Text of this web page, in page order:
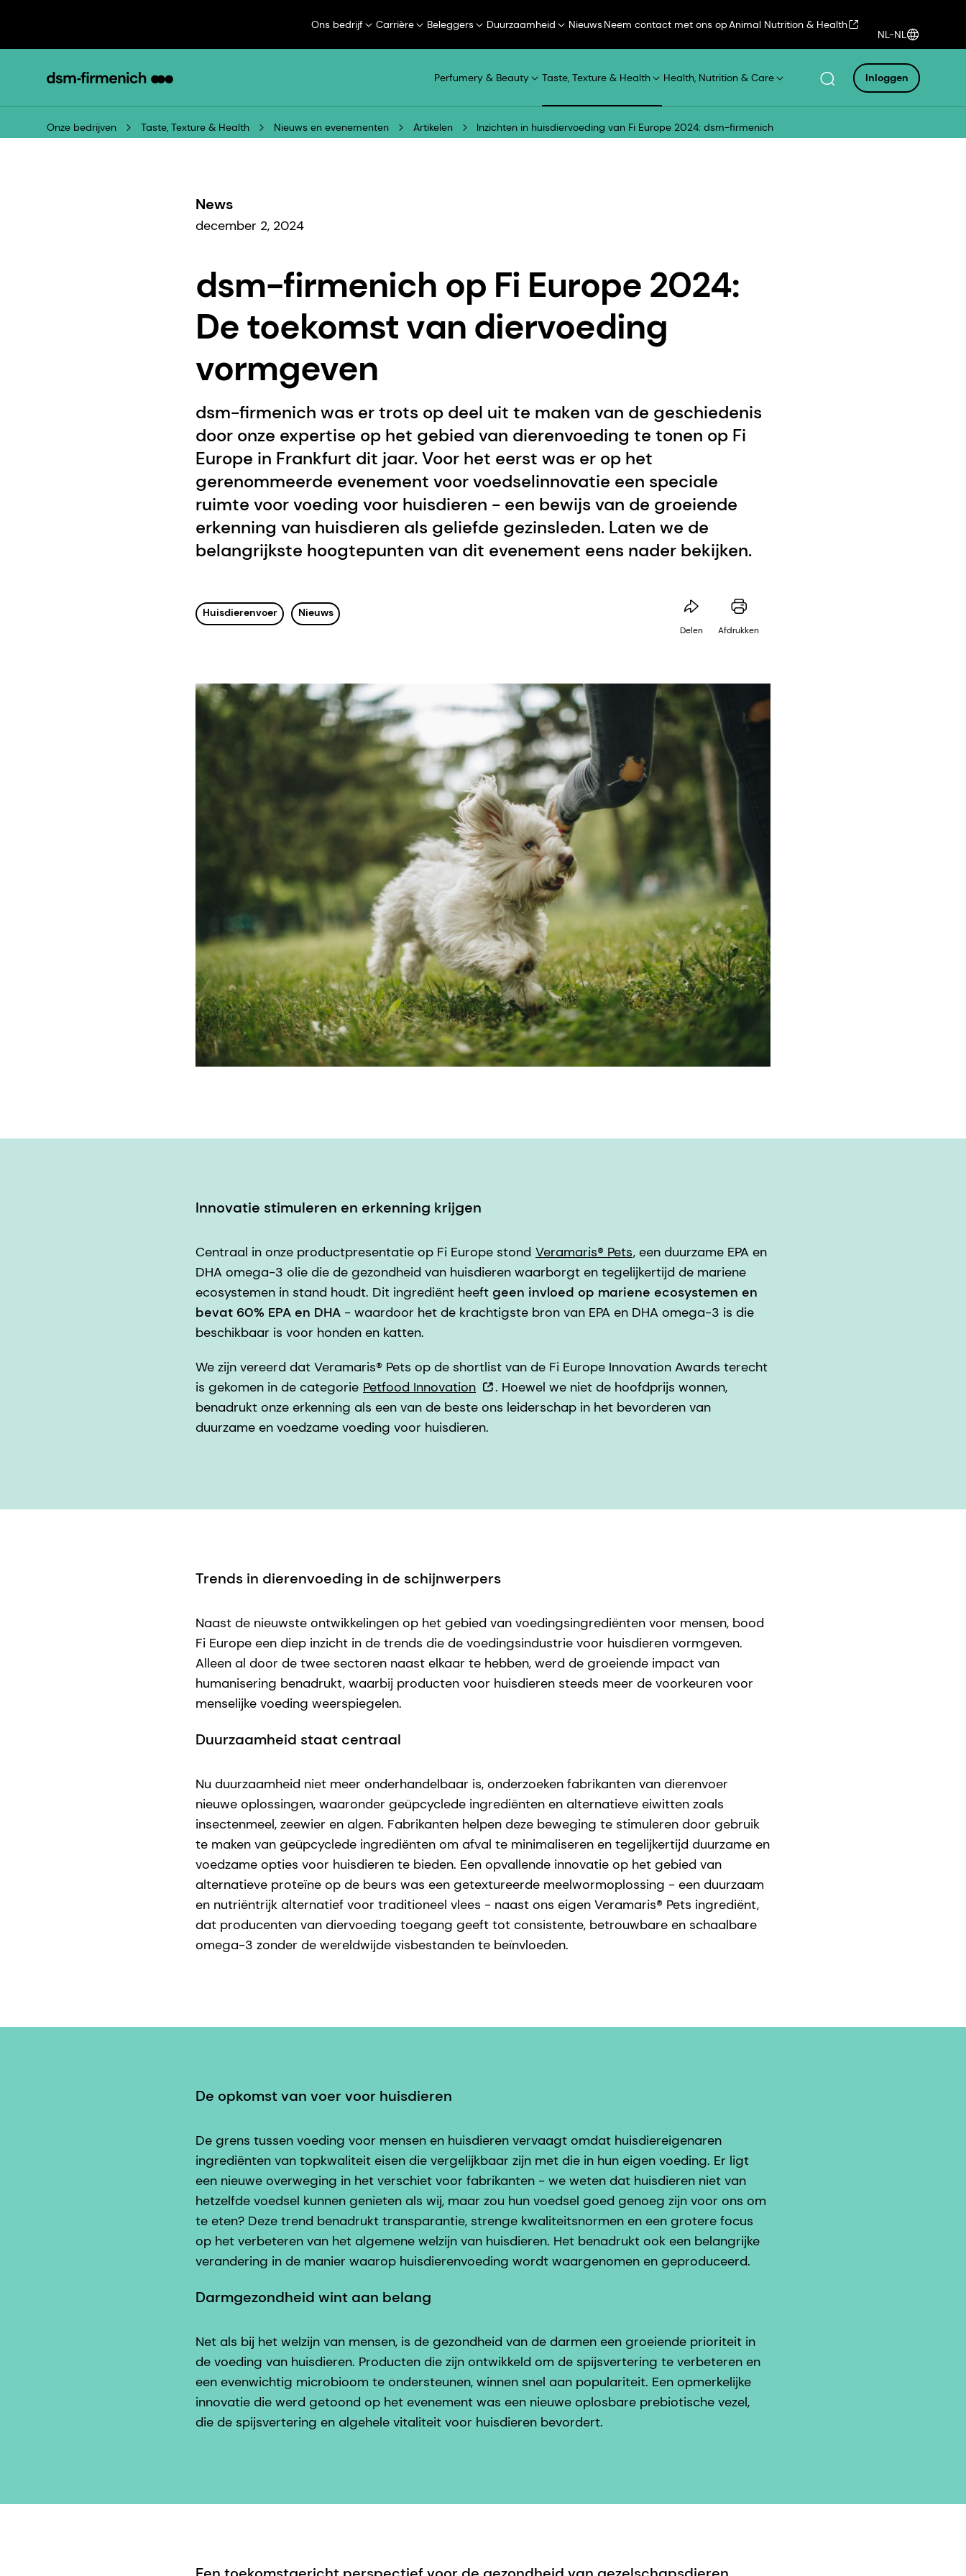
Ons bedrijf Carrière Beleggers Duurzaamheid NieuwsNeem contact met ons opAnimal Nutrition & Health
NL-NL
Perfumery & Beauty Taste, Texture & Health Health, Nutrition & Care Inloggen
Onze bedrijven Taste, Texture & Health Nieuws en evenementen Artikelen Inzichten in huisdiervoeding van Fi Europe 2024: dsm-firmenich
News
december 2, 2024
dsm-firmenich op Fi Europe 2024:
De toekomst van diervoeding
vormgeven
dsm-firmenich was er trots op deel uit te maken van de geschiedenis
door onze expertise op het gebied van dierenvoeding te tonen op Fi
Europe in Frankfurt dit jaar. Voor het eerst was er op het
gerenommeerde evenement voor voedselinnovatie een speciale
ruimte voor voeding voor huisdieren - een bewijs van de groeiende
erkenning van huisdieren als geliefde gezinsleden. Laten we de
belangrijkste hoogtepunten van dit evenement eens nader bekijken.
Huisdierenvoer Nieuws
Delen Afdrukken
Innovatie stimuleren en erkenning krijgen
Centraal in onze productpresentatie op Fi Europe stond Veramaris® Pets, een duurzame EPA en
DHA omega-3 olie die de gezondheid van huisdieren waarborgt en tegelijkertijd de mariene
ecosystemen in stand houdt. Dit ingrediënt heeft geen invloed op mariene ecosystemen en
bevat 60% EPA en DHA - waardoor het de krachtigste bron van EPA en DHA omega-3 is die
beschikbaar is voor honden en katten.
We zijn vereerd dat Veramaris® Pets op de shortlist van de Fi Europe Innovation Awards terecht
is gekomen in de categorie Petfood Innovation
. Hoewel we niet de hoofdprijs wonnen,
benadrukt onze erkenning als een van de beste ons leiderschap in het bevorderen van
duurzame en voedzame voeding voor huisdieren.
Trends in dierenvoeding in de schijnwerpers
Naast de nieuwste ontwikkelingen op het gebied van voedingsingrediënten voor mensen, bood
Fi Europe een diep inzicht in de trends die de voedingsindustrie voor huisdieren vormgeven.
Alleen al door de twee sectoren naast elkaar te hebben, werd de groeiende impact van
humanisering benadrukt, waarbij producten voor huisdieren steeds meer de voorkeuren voor
menselijke voeding weerspiegelen.
Duurzaamheid staat centraal
Nu duurzaamheid niet meer onderhandelbaar is, onderzoeken fabrikanten van dierenvoer
nieuwe oplossingen, waaronder geüpcyclede ingrediënten en alternatieve eiwitten zoals
insectenmeel, zeewier en algen. Fabrikanten helpen deze beweging te stimuleren door gebruik
te maken van geüpcyclede ingrediënten om afval te minimaliseren en tegelijkertijd duurzame en
voedzame opties voor huisdieren te bieden. Een opvallende innovatie op het gebied van
alternatieve proteïne op de beurs was een getextureerde meelwormoplossing - een duurzaam
en nutriëntrijk alternatief voor traditioneel vlees - naast ons eigen Veramaris® Pets ingrediënt,
dat producenten van diervoeding toegang geeft tot consistente, betrouwbare en schaalbare
omega-3 zonder de wereldwijde visbestanden te beïnvloeden.
De opkomst van voer voor huisdieren
De grens tussen voeding voor mensen en huisdieren vervaagt omdat huisdiereigenaren
ingrediënten van topkwaliteit eisen die vergelijkbaar zijn met die in hun eigen voeding. Er ligt
een nieuwe overweging in het verschiet voor fabrikanten - we weten dat huisdieren niet van
hetzelfde voedsel kunnen genieten als wij, maar zou hun voedsel goed genoeg zijn voor ons om
te eten? Deze trend benadrukt transparantie, strenge kwaliteitsnormen en een grotere focus
op het verbeteren van het algemene welzijn van huisdieren. Het benadrukt ook een belangrijke
verandering in de manier waarop huisdierenvoeding wordt waargenomen en geproduceerd.
Darmgezondheid wint aan belang
Net als bij het welzijn van mensen, is de gezondheid van de darmen een groeiende prioriteit in
de voeding van huisdieren. Producten die zijn ontwikkeld om de spijsvertering te verbeteren en
een evenwichtig microbioom te ondersteunen, winnen snel aan populariteit. Een opmerkelijke
innovatie die werd getoond op het evenement was een nieuwe oplosbare prebiotische vezel,
die de spijsvertering en algehele vitaliteit voor huisdieren bevordert.